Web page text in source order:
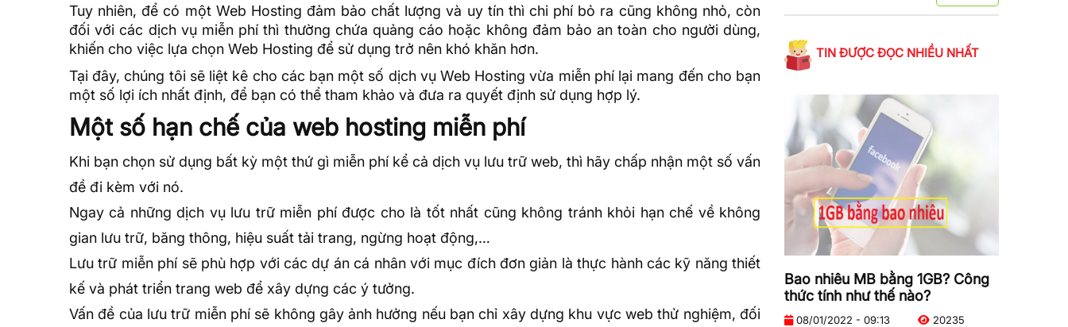
Tuy nhiên, để có một Web Hosting đảm bảo chất lượng và uy tín thì chi phí bỏ ra cũng không nhỏ, còn
đối với các dịch vụ miễn phí thì thường chứa quảng cáo hoặc không đảm bảo an toàn cho người dùng,
khiến cho việc lựa chọn Web Hosting để sử dụng trở nên khó khăn hơn.
Tại đây,chúng tôisẽ liệt kê cho các bạn một số dịch vụ Web Hosting vừa miễn phí lại mang đến cho bạn
một số lợi ích nhất định, để bạn có thể tham khảo và đưa ra quyết định sử dụng hợp lý.
Một số hạn chế của web hosting miễn phí
Khi bạn chọn sử dụng bất kỳ một thứ gì miễn phí kể cả dịch vụ lưu trữ web, thì hãy chấp nhận một số vấn
đề đi kèm với nó.
Ngay cả những dịch vụ lưu trữ miễn phí được cho là tốt nhất cũng không tránh khỏi hạn chế về không
gian lưu trữ, băng thông, hiệu suất tải trang, ngừng hoạt động,…
Lưu trữ miễn phí sẽ phù hợp với các dự án cá nhân với mục đích đơn giản là thực hành các kỹ năng thiết
kế và phát triển trang web để xây dựng các ý tưởng.
Vấn đề của lưu trữ miễn phí sẽ không gây ảnh hưởng nếu bạn chỉ xây dựng khu vực web thử nghiệm, đối
TIN ĐƯỢC ĐỌC NHIỀU NHẤT
Bao nhiêu MB bằng 1GB? Công
thức tính như thế nào?
08/01/2022 - 09:13 20235